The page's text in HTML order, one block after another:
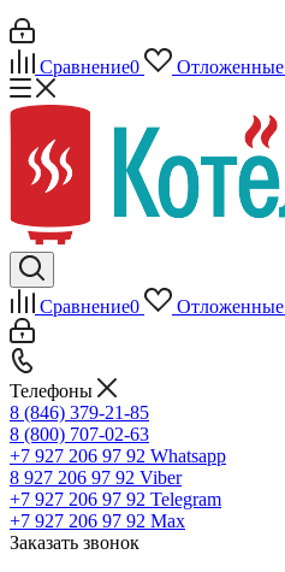
Сравнение0 Отложенные
Сравнение0 Отложенные
Телефоны
8 (846) 379-21-85
8 (800) 707-02-63
+7 927 206 97 92 Whatsapp
8 927 206 97 92 Viber
+7 927 206 97 92 Telegram
+7 927 206 97 92 Max
Заказать звонок